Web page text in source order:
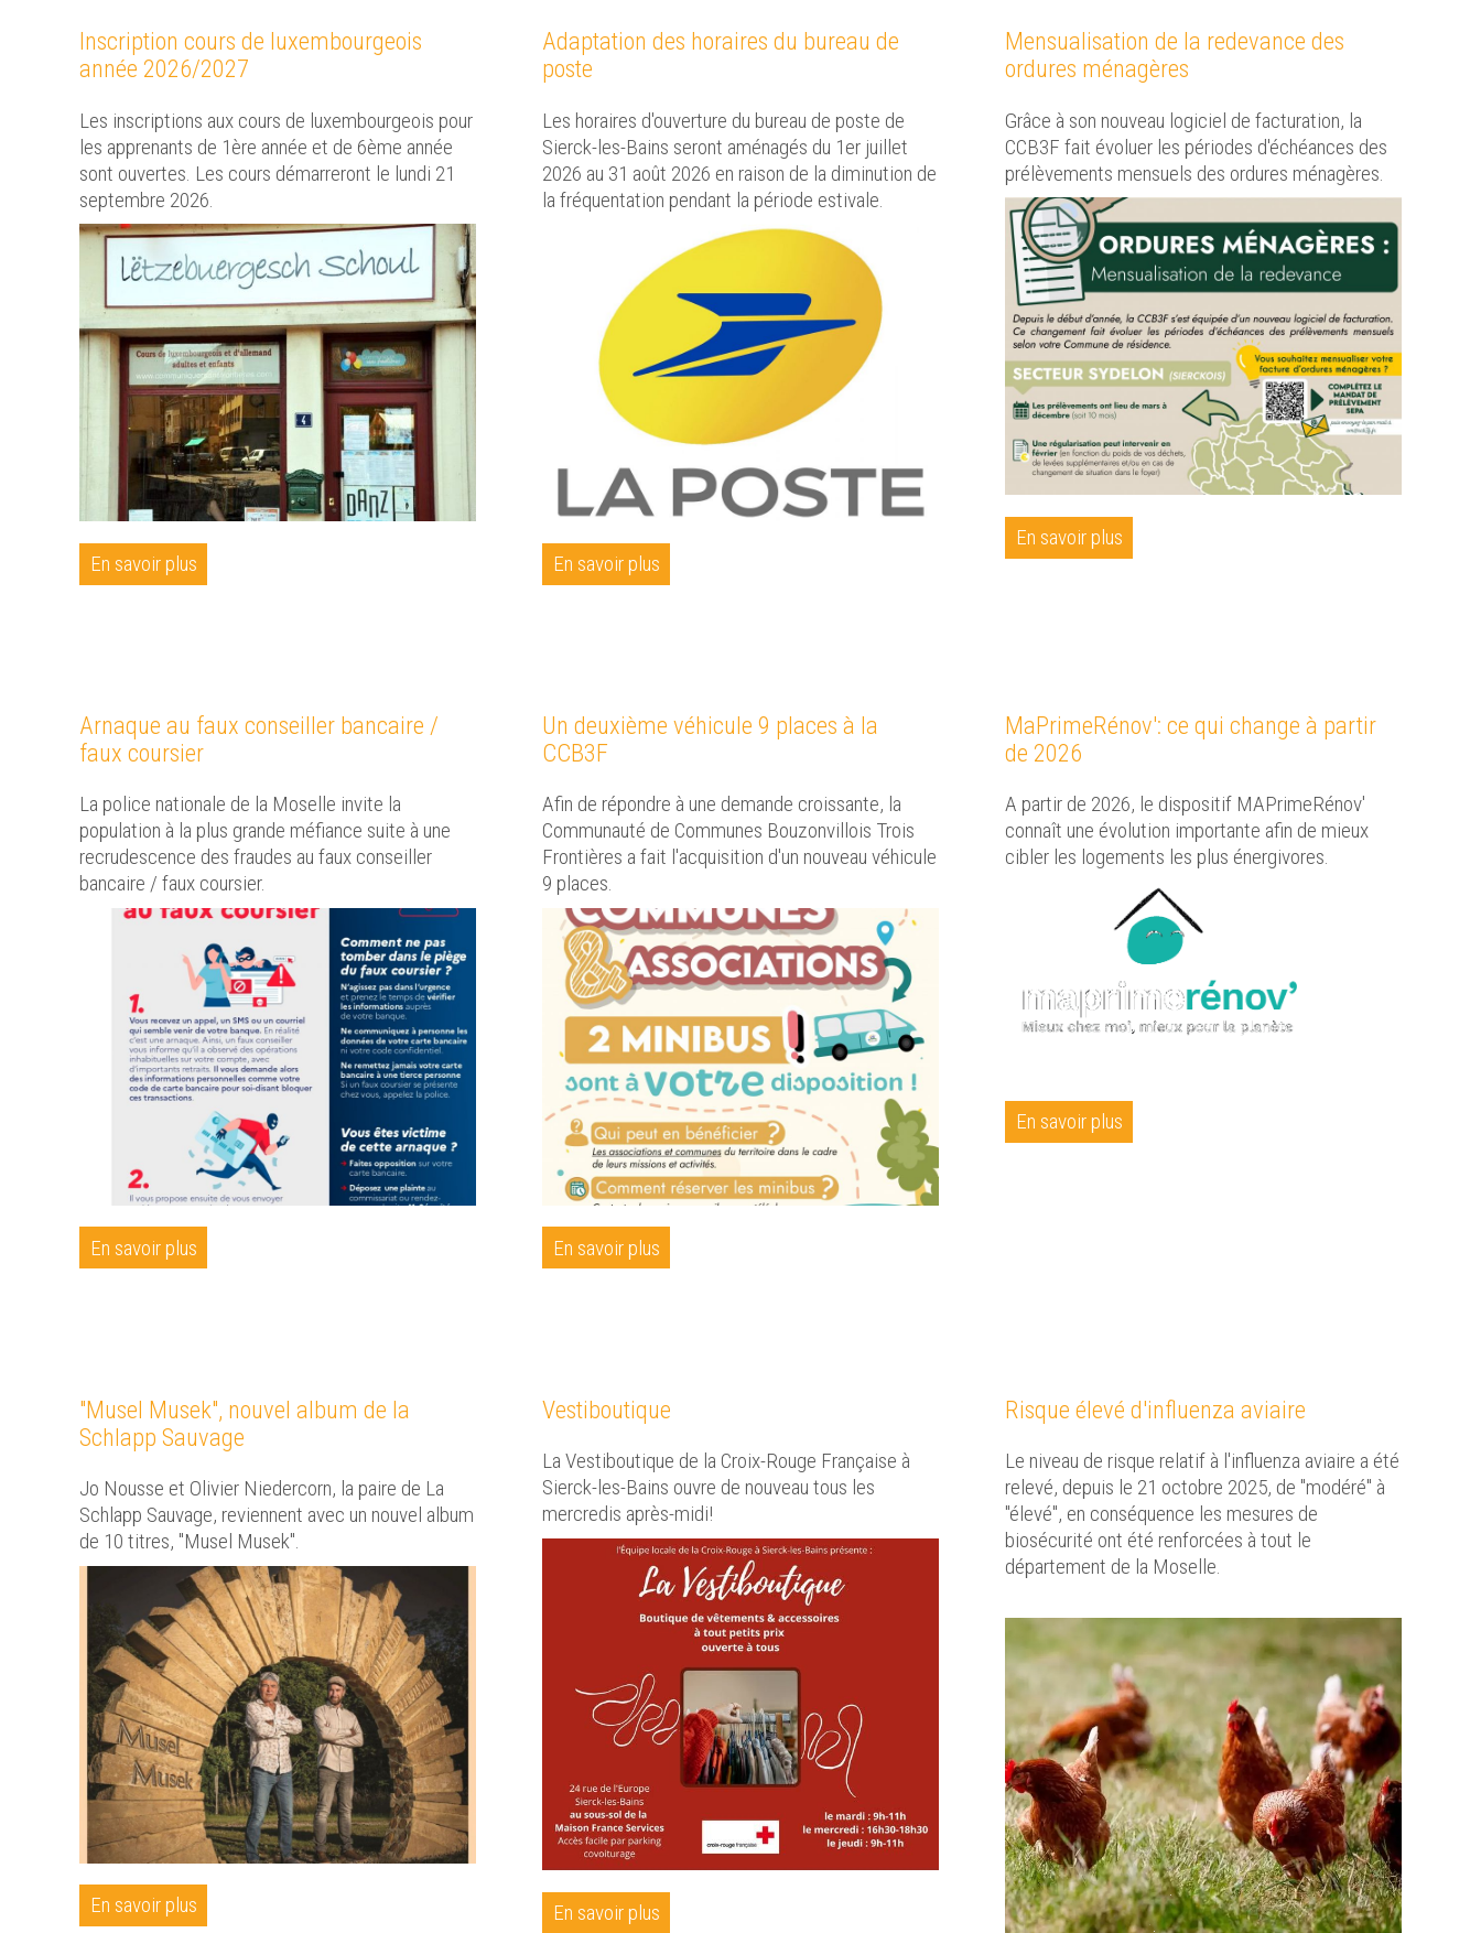
Inscription cours de luxembourgeois
année 2026/2027
Les inscriptions aux cours de luxembourgeois pour
les apprenants de 1ère année et de 6ème année
sont ouvertes. Les cours démarreront le lundi 21
septembre 2026.
En savoir plus
Adaptation des horaires du bureau de
poste
Les horaires d'ouverture du bureau de poste de
Sierck-les-Bains seront aménagés du 1er juillet
2026 au 31 août 2026 en raison de la diminution de
la fréquentation pendant la période estivale.
En savoir plus
Mensualisation de la redevance des
ordures ménagères
Grâce à son nouveau logiciel de facturation, la
CCB3F fait évoluer les périodes d'échéances des
prélèvements mensuels des ordures ménagères.
En savoir plus
Arnaque au faux conseiller bancaire /
faux coursier
La police nationale de la Moselle invite la
population à la plus grande méfiance suite à une
recrudescence des fraudes au faux conseiller
bancaire / faux coursier.
En savoir plus
Un deuxième véhicule 9 places à la
CCB3F
Afin de répondre à une demande croissante, la
Communauté de Communes Bouzonvillois Trois
Frontières a fait l'acquisition d'un nouveau véhicule
9 places.
En savoir plus
MaPrimeRénov': ce qui change à partir
de 2026
A partir de 2026, le dispositif MAPrimeRénov'
connaît une évolution importante afin de mieux
cibler les logements les plus énergivores.
En savoir plus
"Musel Musek", nouvel album de la
Schlapp Sauvage
Jo Nousse et Olivier Niedercorn, la paire de La
Schlapp Sauvage, reviennent avec un nouvel album
de 10 titres, "Musel Musek".
En savoir plus
Vestiboutique
La Vestiboutique de la Croix-Rouge Française à
Sierck-les-Bains ouvre de nouveau tous les
mercredis après-midi!
En savoir plus
Risque élevé d'influenza aviaire
Le niveau de risque relatif à l'influenza aviaire a été
relevé, depuis le 21 octobre 2025, de "modéré" à
"élevé", en conséquence les mesures de
biosécurité ont été renforcées à tout le
département de la Moselle.